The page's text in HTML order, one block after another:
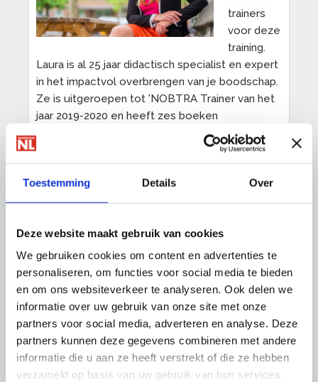
Toestemming Details Over
Deze website maakt gebruik van cookies
We gebruiken cookies om content en advertenties te
personaliseren, om functies voor social media te bieden
en om ons websiteverkeer te analyseren. Ook delen we
informatie over uw gebruik van onze site met onze
partners voor social media, adverteren en analyse. Deze
partners kunnen deze gegevens combineren met andere
informatie die u aan ze heeft verstrekt of die ze hebben
verzameld op basis van uw gebruik van hun services.
trainers
voor deze
training.
Laura is al 25 jaar didactisch specialist en expert
in het impactvol overbrengen van je boodschap.
Ze is uitgeroepen tot 'NOBTRA Trainer van het
jaar 2019-2020 en heeft zes boeken
geschreven, waaronder de ‘Meesteradviseur’.
Laura is regelmatig gastspreker op
(buitenlandse) congressen. In 2021 stond ze in
de lijst van één van de twintig opinieleiders om
de komende tien jaar te volgen.
Sinds mei 2021 is Laura opwereldreis
verzorgen en dat belooft geen saaie sessie te
worden!
Eric Mooijman,HR/L&D specialist/adviseur, DGA
adviesbureau Vitrum